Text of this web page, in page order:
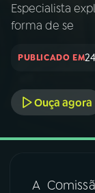
INÍCIO
A RÁDIO
03
04
Especialista
forma de se
PUBLICADO EM
Ouça agora
A